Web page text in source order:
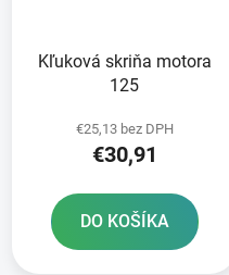
Kľuková skriňa motora
125
€25,13 bez DPH
€30,91
DO KOŠÍKA